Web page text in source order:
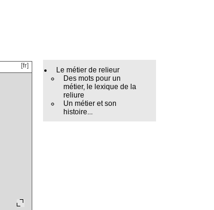
Le métier de relieur
Des mots pour un
métier, le lexique de la
reliure
Un métier et son
histoire...
[fr]